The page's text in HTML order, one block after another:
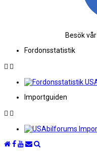
Besök vår
Fordonsstatistik
Importguiden